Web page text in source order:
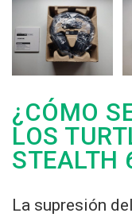
¿CÓMO
LOS
STEALTH
La supresión